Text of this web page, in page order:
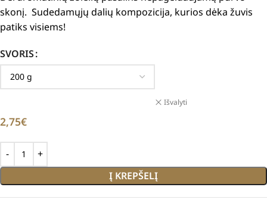
skonį. Sudedamųjų dalių kompozicija, kurios dėka žuvis
patiks visiems!
SVORIS
Išvalyti
2,75€
Į KREPŠELĮ